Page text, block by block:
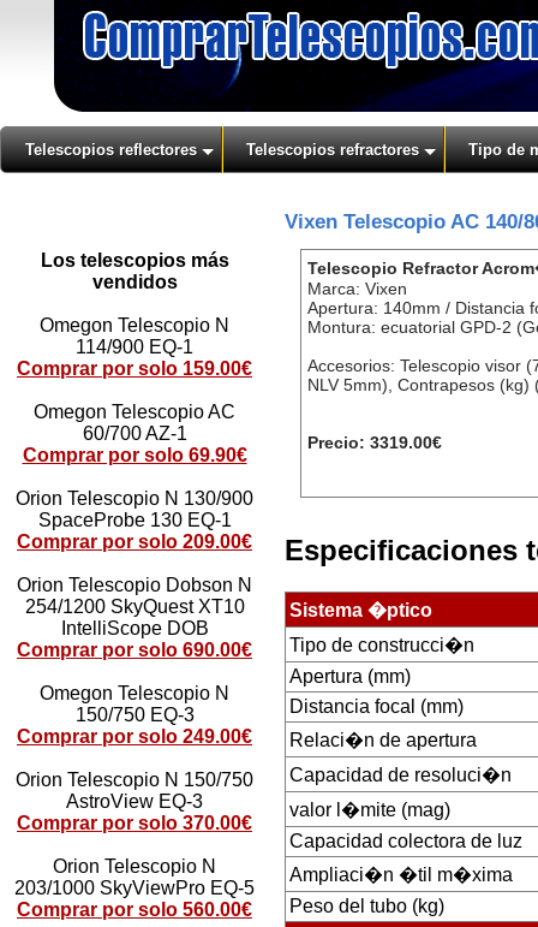
Telescopios reflectores Telescopios refractores Tipo de
Los telescopios más
vendidos
Omegon Telescopio N
114/900 EQ-1
Comprar por solo 159.00€
Omegon Telescopio AC
60/700 AZ-1
Comprar por solo 69.90€
Orion Telescopio N 130/900
SpaceProbe 130 EQ-1
Comprar por solo 209.00€
Orion Telescopio Dobson N
254/1200 SkyQuest XT10
IntelliScope DOB
Comprar por solo 690.00€
Omegon Telescopio N
150/750 EQ-3
Comprar por solo 249.00€
Orion Telescopio N 150/750
AstroView EQ-3
Comprar por solo 370.00€
Orion Telescopio N
203/1000 SkyViewPro EQ-5
Comprar por solo 560.00€
Vixen Telescopio AC 140/
Telescopio Refractor
Marca: Vixen
Apertura: 140mm / Distancia
Montura: ecuatorial GPD-2
Accesorios: Telescopio visor
NLV 5mm), Contrapesos (kg)
Precio: 3319.00€
Especificaciones
Sistema �ptico
Tipo de construcci�n
Apertura (mm)
Distancia focal (mm)
Relaci�n de apertura
Capacidad de resoluci�n
valor l�mite (mag)
Capacidad colectora de luz
Ampliaci�n �til m�xima
Peso del tubo (kg)